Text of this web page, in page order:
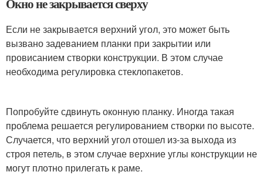
Окно не закрывается сверху
Если не закрывается верхний угол, это может быть
вызвано задеванием планки при закрытии или
провисанием створки конструкции. В этом случае
необходима регулировка стеклопакетов.
Попробуйте сдвинуть оконную планку. Иногда такая
проблема решается регулированием створки по высоте.
Случается, что верхний угол отошел из-за выхода из
строя петель, в этом случае верхние углы конструкции не
могут плотно прилегать к раме.